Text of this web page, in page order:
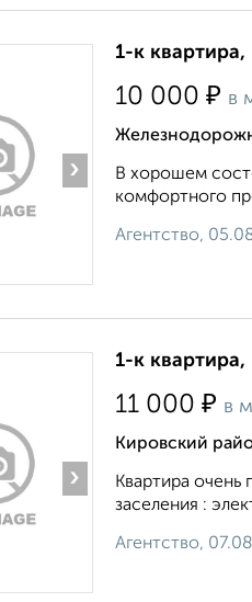
›
1-к
10 000 ₽ в
В хорошем
комфортного
Агентство,
›
1-к
11 000 ₽ в
Кировский
Квартира
заселения :
Агентство,